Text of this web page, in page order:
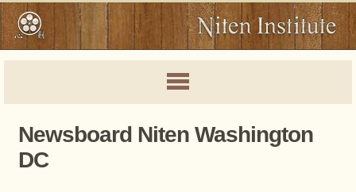
Newsboard Niten Washington
DC